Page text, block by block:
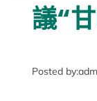
議“
Posted by: